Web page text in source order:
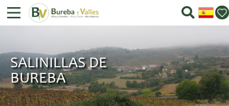
SALINILLAS DE
BUREBA